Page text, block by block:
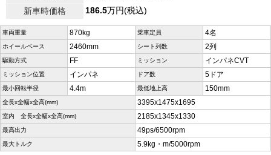
新車時価格
186.5万円(税込)
車両重量 870kg 乗車定員 4名
ホイールベース 2460mm シート列数 2列
駆動方式 FF ミッション インパネCVT
ミッション位置 インパネ ドア数 5ドア
最小回転半径 4.4m 最低地上高 150mm
全長x全幅x全高(mm) 3395x1475x1695
室内 全長x全幅x全高(mm) 2185x1345x1330
最高出力 49ps/6500rpm
最大トルク 5.9kg・m/5000rpm